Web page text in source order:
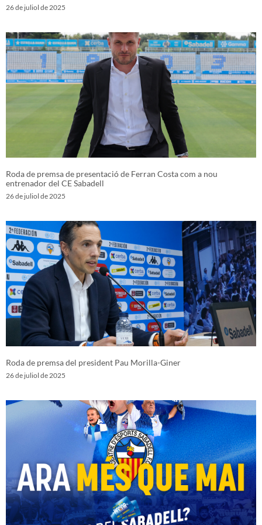
26 de juliol de 2025
Roda de premsa de presentació de Ferran Costa com a nou
entrenador del CE Sabadell
26 de juliol de 2025
Roda de premsa del president Pau Morilla-Giner
26 de juliol de 2025